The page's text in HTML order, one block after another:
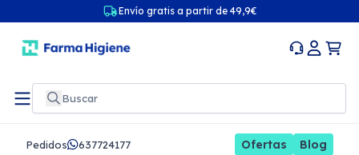
Envío gratis a partir de 49,9€
Pedidos 637724177 Ofertas Blog